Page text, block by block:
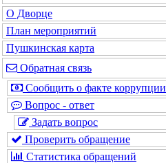
О Дворце
План мероприятий
Пушкинская карта
Обратная связь
Сообщить о факте коррупции
Вопрос - ответ
Задать вопрос
Проверить обращение
Статистика обращений